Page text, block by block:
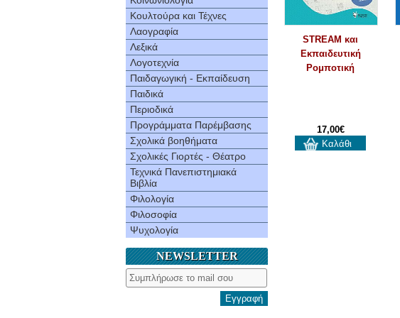
Κουλτούρα και Τέχνες
Λαογραφία
Λεξικά
Λογοτεχνία
Παιδαγωγική - Εκπαίδευση
Παιδικά
Περιοδικά
Προγράμματα Παρέμβασης
Σχολικά βοηθήματα
Σχολικές Γιορτές - Θέατρο
Τεχνικά Πανεπιστημιακά
Βιβλία
Φιλολογία
Φιλοσοφία
Ψυχολογία
NEWSLETTER
Εγγραφή
STREAM και
Εκπαιδευτική
Ρομποτική
17,00€
Καλάθι